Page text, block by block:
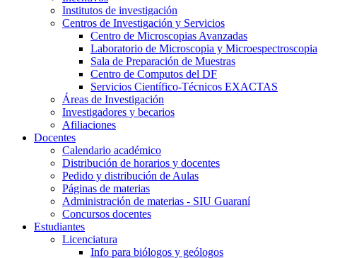
Institutos de investigación
Centros de Investigación y Servicios
Centro de Microscopias Avanzadas
Laboratorio de Microscopia y Microespectroscopia
Sala de Preparación de Muestras
Centro de Computos del DF
Servicios Científico-Técnicos EXACTAS
Áreas de Investigación
Investigadores y becarios
Afiliaciones
Docentes
Calendario académico
Distribución de horarios y docentes
Pedido y distribución de Aulas
Páginas de materias
Administración de materias - SIU Guaraní
Concursos docentes
Estudiantes
Licenciatura
Info para biólogos y geólogos